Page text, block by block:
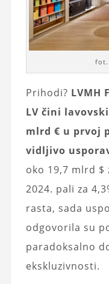
fot.
Prihodi? LVMH
LV čini
mlrd € u prvoj
vidljivo
oko 19,7 mlrd $
2024. pali za
rasta, sada
odgovorila su
paradoksalno
ekskluzivnosti.